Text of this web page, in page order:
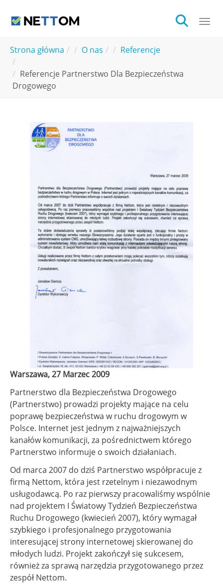
Strona główna O nas Referencje
Referencje Partnerstwo Dla Bezpieczeństwa
Drogowego
Show larger version for:
Warszawa, 27 Marzec 2009
Partnerstwo dla Bezpieczeństwa Drogowego
(Partnerstwo) prowadzi projekty mające na celu
poprawę bezpieczeństwa w ruchu drogowym w
Polsce. Internet jest jednym z najważniejszych
kanałów komunikacji, za pośrednictwem którego
Partnerstwo informuje o swoich działaniach.
Od marca 2007 do dziś Partnerstwo współpracuje z
firmą Nettom, która jest rzetelnym i niezawodnym
usługodawcą. Po raz pierwszy pracowaliśmy wspólnie
nad projektem I Światowy Tydzień Bezpieczeństwa
Ruchu Drogowego (kwiecień 2007), który wymagał
szybkiego i profesjonalnego przygotowania
interesującej strony internetowej skierowanej do
młodych ludzi. Projekt zakończył się sukcesem,
również za sprawą narzędzia przygotowanego przez
zespół Nettom.